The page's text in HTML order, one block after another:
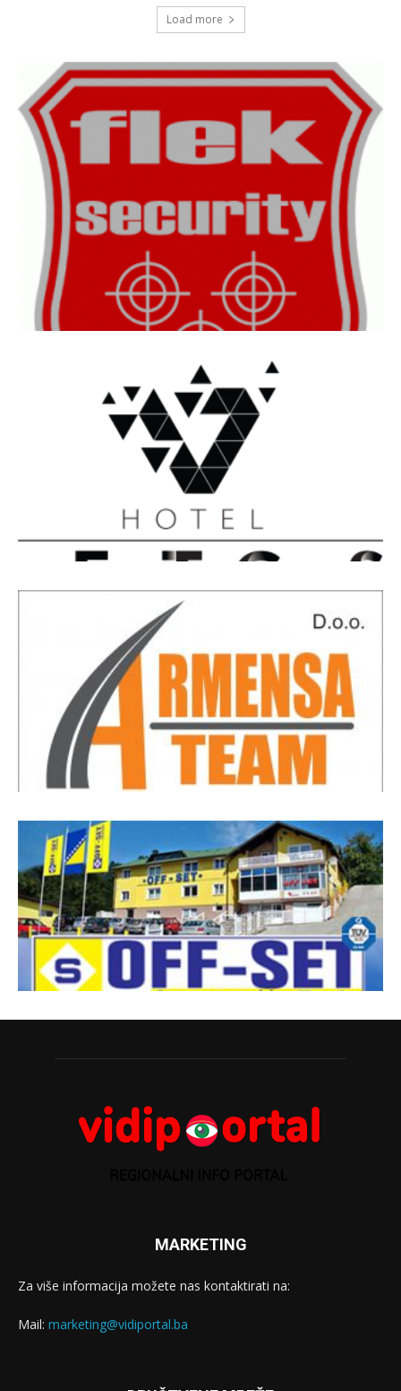
Load more
MARKETING
Za više informacija možete nas kontaktirati na:
Mail: marketing@vidiportal.ba